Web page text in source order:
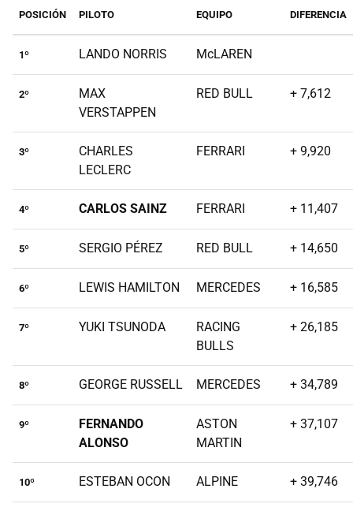
POSICIÓN PILOTO EQUIPO DIFERENCIA
1º LANDO NORRIS McLAREN
2º
MAX
VERSTAPPEN
RED BULL + 7,612
3º
CHARLES
LECLERC
FERRARI + 9,920
4º CARLOS SAINZ FERRARI + 11,407
5º SERGIO PÉREZ RED BULL + 14,650
6º LEWIS HAMILTON MERCEDES + 16,585
7º YUKI TSUNODA
RACING
BULLS
+ 26,185
8º GEORGE RUSSELL MERCEDES + 34,789
9º
FERNANDO
ALONSO
ASTON
MARTIN
+ 37,107
10º ESTEBAN OCON ALPINE + 39,746